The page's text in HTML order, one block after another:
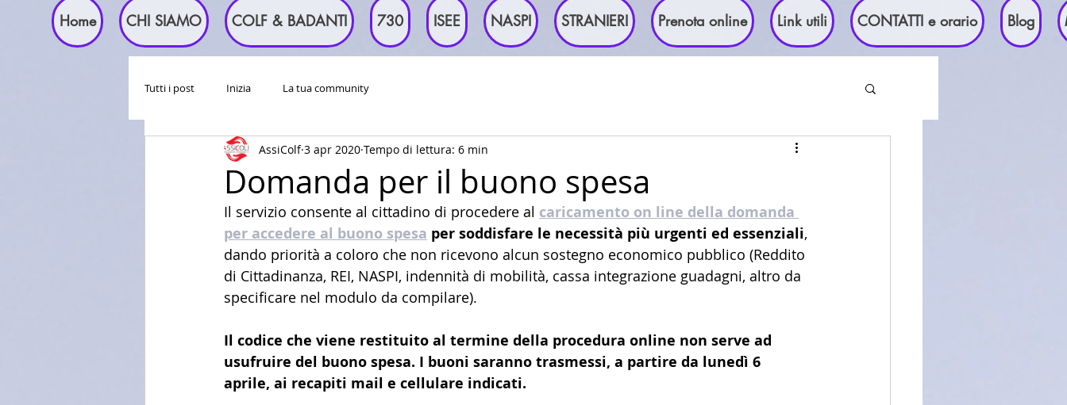
Home CHI SIAMO COLF & BADANTI 730 ISEE NASPI STRANIERI Prenota online Link utili CONTATTI e orario Blog
Tutti i post Inizia La tua community
Domanda per il buono spesa
AssiColf 3 apr 2020 Tempo di lettura: 6 min
Il servizio consente al cittadino di procedere al caricamento on line della domanda
per accedere al buono spesa per soddisfare le necessità più urgenti ed essenziali,
dando priorità a coloro che non ricevono alcun sostegno economico pubblico (Reddito
di Cittadinanza, REI, NASPI, indennità di mobilità, cassa integrazione guadagni, altro da
specificare nel modulo da compilare).
Il codice che viene restituito al termine della procedura online non serve ad
usufruire del buono spesa. I buoni saranno trasmessi, a partire da lunedì 6
aprile, ai recapiti mail e cellulare indicati.